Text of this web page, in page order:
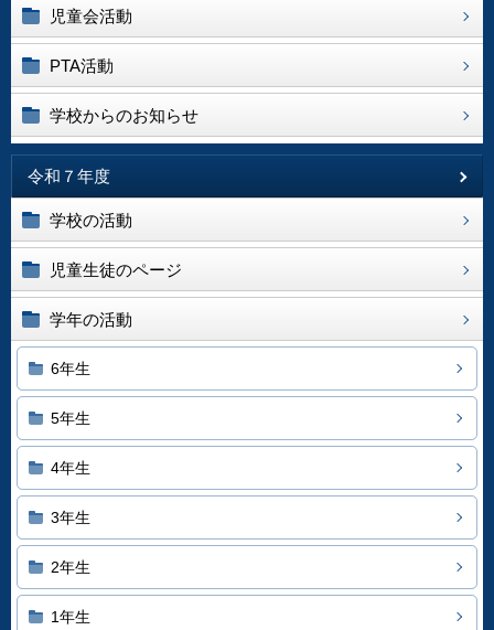
児童会活動
PTA活動
学校からのお知らせ
令和７年度
学校の活動
児童生徒のページ
学年の活動
6年生
5年生
4年生
3年生
2年生
1年生